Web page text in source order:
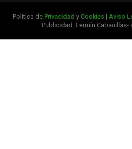
Política de Privacidad y Cookies | Aviso
Publicidad: Fermín Cabanillas-